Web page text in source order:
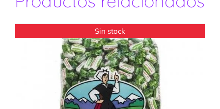
Sin stock